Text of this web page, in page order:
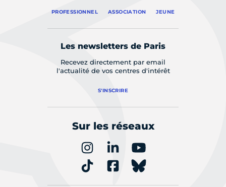
PROFESSIONNEL ASSOCIATION JEUNE
Les newsletters de Paris
Recevez directement par email
l'actualité de vos centres d'intérêt
S'INSCRIRE
Sur les réseaux